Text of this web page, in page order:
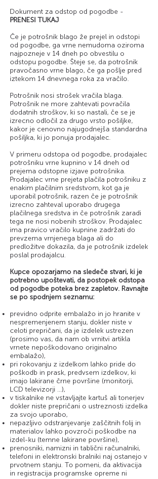
Dokument za odstop od pogodbe -
PRENESI TUKAJ
Če je potrošnik blago že prejel in odstopi
od pogodbe, ga vrne nemudoma oziroma
najpozneje v 14 dneh po obvestilu o
odstopu pogodbe. Šteje se, da potrošnik
pravočasno vrne blago, če ga pošlje pred
iztekom 14 dnevnega roka za vračilo.
Potrošnik nosi strošek vračila blaga.
Potrošnik ne more zahtevati povračila
dodatnih stroškov, ki so nastali, če se je
izrecno odločil za drugo vrsto pošiljke,
kakor je cenovno najugodnejša standardna
pošiljka, ki jo ponuja prodajalec.
V primeru odstopa od pogodbe, prodajalec
potrošniku vrne kupnino v 14 dneh od
prejema odstopne izjave potrošnika.
Prodajalec vrne prejeta plačila potrošniku z
enakim plačilnim sredstvom, kot ga je
uporabil potrošnik, razen če je potrošnik
izrecno zahteval uporabo drugega
plačilnega sredstva in če potrošnik zaradi
tega ne nosi nobenih stroškov. Prodajalec
ima pravico vračilo kupnine zadržati do
prevzema vrnjenega blaga ali do
predložitve dokazila, da je potrošnik izdelek
poslal prodajalcu.
Kupce opozarjamo na sledeče stvari, ki je
potrebno upoštevati, da postopek odstopa
od pogodbe poteka brez zapletov. Ravnajte
se po spodnjem seznamu:
previdno odprite embalažo in jo hranite v
nespremenjenem stanju, dokler niste v
celoti prepričani, da je izdelek ustrezen
(prosimo vas, da nam ob vrnitvi artikla
vrnete nepoškodovano originalno
embalažo),
pri rokovanju z izdelkom lahko pride do
poškodb in prask, predvsem izdelkov, ki
imajo lakirane črne površine (monitorji,
LCD televizorji ...),
v tiskalnike ne vstavljajte kartuš ali tonerjev
dokler niste prepričani o ustreznosti izdelka
za svojo uporabo,
nepazljivo odstranjevanje zaščitnih folij in
materialov lahko povzroči poškodbe na
izdel-ku (temne lakirane površine),
prenosniki, namizni in tablični računalniki,
telefoni in elektronski bralniki naj ostanejo v
prvotnem stanju. To pomeni, da aktivacija
in registracija programske opreme ni